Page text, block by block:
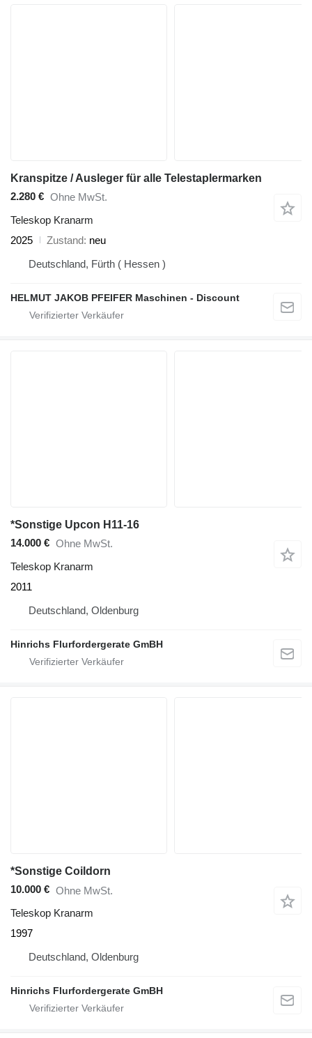
Kranspitze / Ausleger für alle Telestaplermarken
2.280 € Ohne MwSt.
Teleskop Kranarm
2025
Zustand neu
Deutschland, Fürth ( Hessen )
HELMUT JAKOB PFEIFER Maschinen - Discount
*Sonstige Upcon H11-16
14.000 € Ohne MwSt.
Teleskop Kranarm
2011
Deutschland, Oldenburg
Hinrichs Flurfordergerate GmBH
*Sonstige Coildorn
10.000 € Ohne MwSt.
Teleskop Kranarm
1997
Deutschland, Oldenburg
Hinrichs Flurfordergerate GmBH